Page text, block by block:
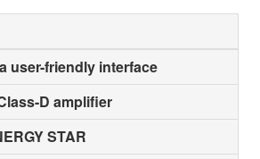
user-friendly interface
D amplifier
STAR